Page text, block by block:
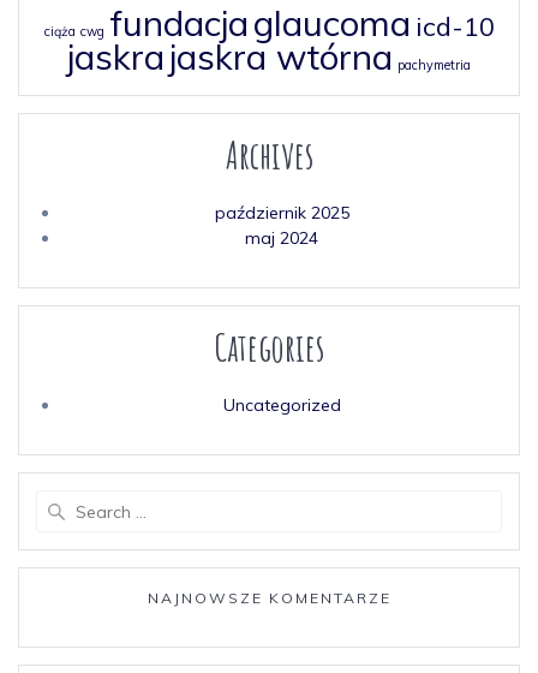
ciąża cwg fundacjaglaucoma icd-10
jaskra jaskra wtórna pachymetria
Archives
październik 2025
maj 2024
Categories
Uncategorized
NAJNOWSZE KOMENTARZE